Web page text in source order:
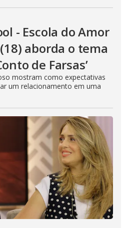
- Escola do Amor
aborda o tema
de Farsas’
mostram como expectativas
um relacionamento em uma